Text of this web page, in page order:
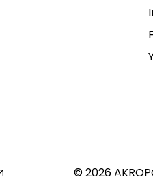
© 2026